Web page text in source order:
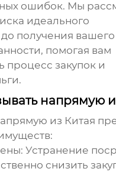
ошибок. Мы
идеального
получения вашего
помогая вам
процесс закупок и
напрямую
из Китая
Устранение
снизить